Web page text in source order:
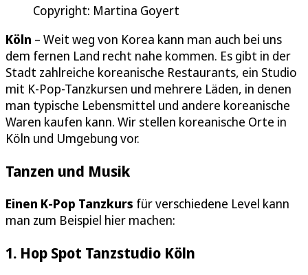
Copyright: Martina Goyert
Köln – Weit weg von Korea kann man auch bei uns
dem fernen Land recht nahe kommen. Es gibt in der
Stadt zahlreiche koreanische Restaurants, ein Studio
mit K-Pop-Tanzkursen und mehrere Läden, in denen
man typische Lebensmittel und andere koreanische
Waren kaufen kann. Wir stellen koreanische Orte in
Köln und Umgebung vor.
Tanzen und Musik
Einen K-Pop Tanzkurs für verschiedene Level kann
man zum Beispiel hier machen:
1. Hop Spot Tanzstudio Köln